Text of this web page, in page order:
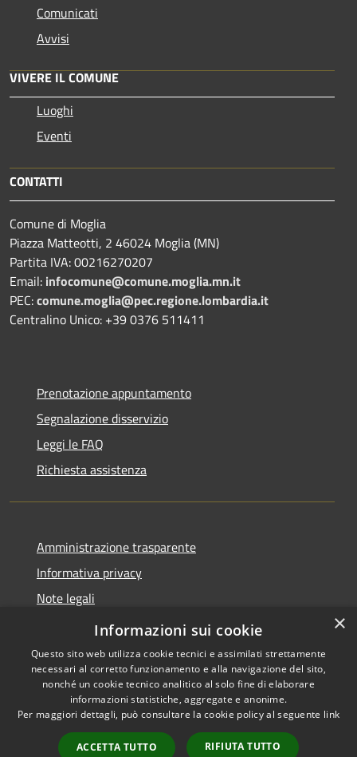
Comunicati
Avvisi
VIVERE IL COMUNE
Luoghi
Eventi
CONTATTI
Comune di Moglia
Piazza Matteotti, 2 46024 Moglia (MN)
Partita IVA: 00216270207
Email: infocomune@comune.moglia.mn.it
PEC:comune.moglia@pec.regione.lombardia.it
Centralino Unico: +39 0376 511411
Prenotazione appuntamento
Segnalazione disservizio
Leggi le FAQ
Richiesta assistenza
Amministrazione trasparente
Informativa privacy
Note legali
Dichiarazione di accessibilità
Accessibilità
Copyright © 2026 • Comune di
Moglia • Powered by
Municipium•
Accesso
×
Informazioni sui cookie
Questo sito web utilizza cookie tecnici e assimilati strettamente
necessari al corretto funzionamento e alla navigazione del sito,
nonché un cookie tecnico analitico al solo fine di elaborare
informazioni statistiche, aggregate e anonime.
Per maggiori dettagli, può consultare la cookie policy al seguente link
ACCETTA TUTTO RIFIUTA TUTTO